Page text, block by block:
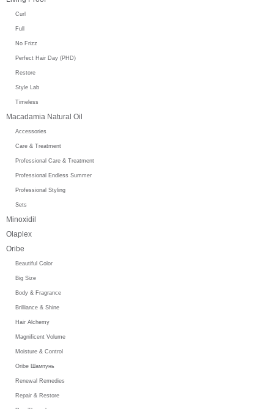
Curl
Full
No Frizz
Perfect Hair Day (PHD)
Restore
Style Lab
Timeless
Macadamia Natural Oil
Accessories
Care & Treatment
Professional Care & Treatment
Professional Endless Summer
Professional Styling
Sets
Minoxidil
Olaplex
Oribe
Beautiful Color
Big Size
Body & Fragrance
Brilliance & Shine
Hair Alchemy
Magnificent Volume
Moisture & Control
Oribe Шампунь
Renewal Remedies
Repair & Restore